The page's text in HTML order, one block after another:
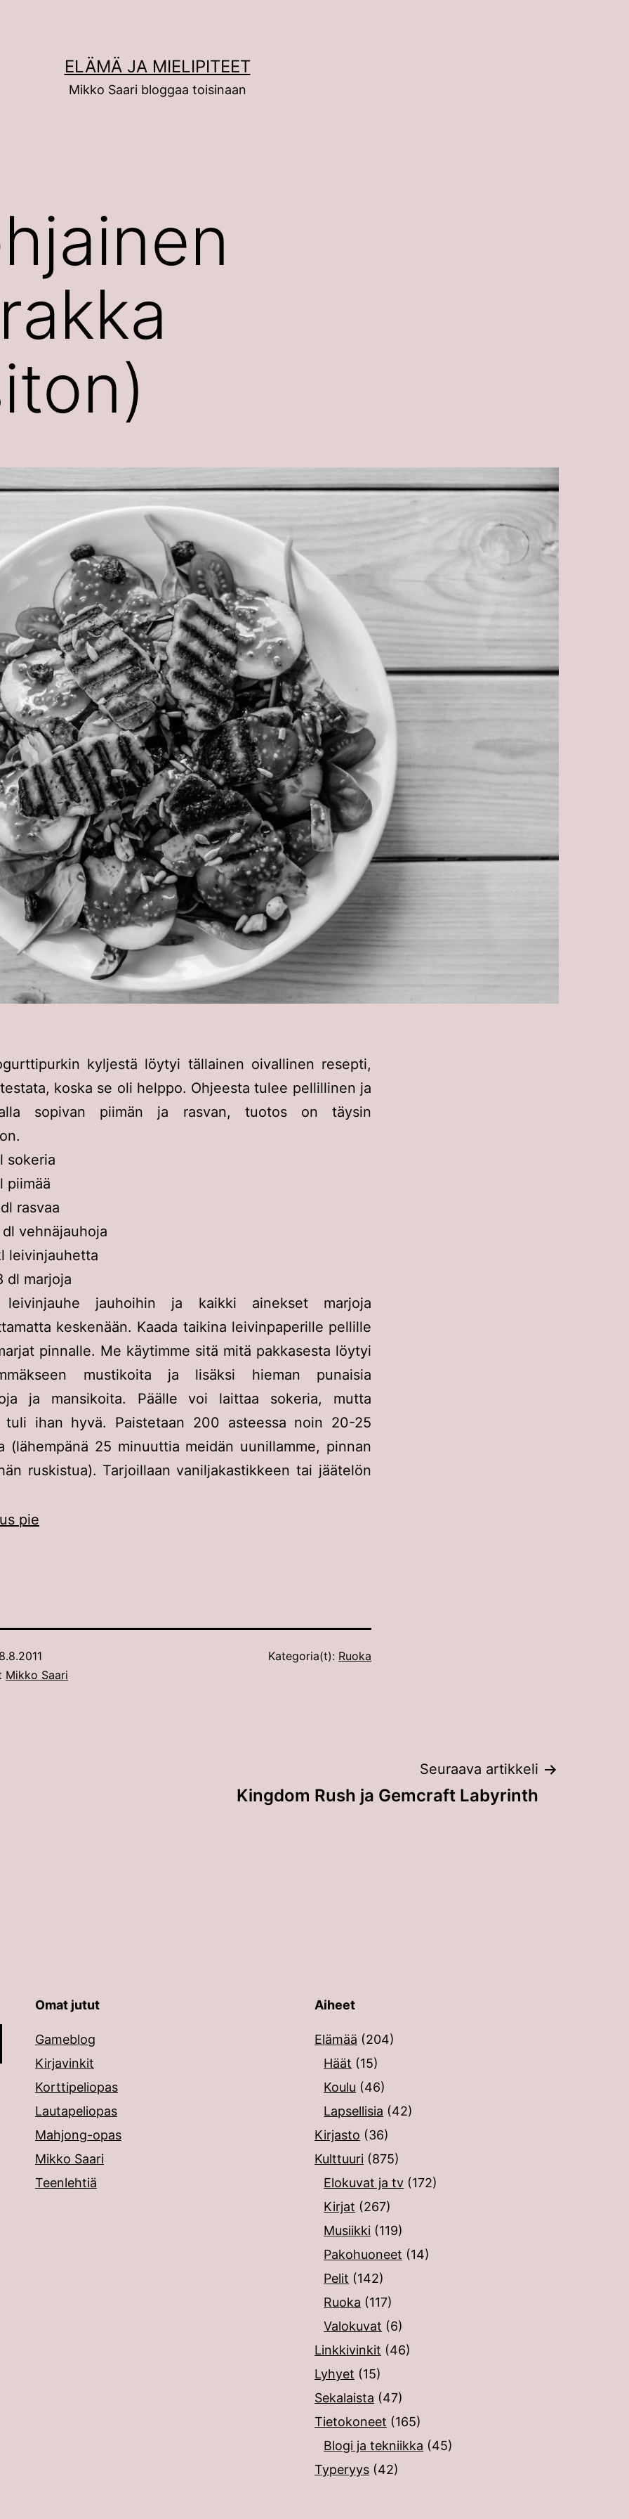
ELÄMÄ JA MIELIPITEET
Mikko Saari bloggaa toisinaan
kyljestä löytyi tällainen oivallinen resepti,
koska se oli helppo. Ohjeesta tulee pellillinen ja
sopivan piimän ja rasvan, tuotos on täysin
sokeria
piimää
rasvaa
dl vehnäjauhoja
leivinjauhetta
dl marjoja
leivinjauhe jauhoihin ja kaikki ainekset marjoja
keskenään. Kaada taikina leivinpaperille pellille
pinnalle. Me käytimme sitä mitä pakkasesta löytyi
mustikoita ja lisäksi hieman punaisia
ja mansikoita. Päälle voi laittaa sokeria, mutta
tuli ihan hyvä. Paistetaan 200 asteessa noin 20-25
(lähempänä 25 minuuttia meidän uunillamme, pinnan
ruskistua). Tarjoillaan vaniljakastikkeen tai jäätelön
Mikko Saari
Kategoria(t): Ruoka
Seuraava artikkeli
Kingdom Rush ja Gemcraft Labyrinth
ylös ja alas ja siirtyä halutulle sivulle enterin painalluksella. Kosketusnäytöllisten laitteiden
Omat jutut
Gameblog
Kirjavinkit
Korttipeliopas
Lautapeliopas
Mahjong-opas
Mikko Saari
Teenlehtiä
Aiheet
Elämää (204)
Häät (15)
Koulu (46)
Lapsellisia (42)
Kirjasto (36)
Kulttuuri (875)
Elokuvat ja tv (172)
Kirjat (267)
Musiikki (119)
Pakohuoneet (14)
Pelit (142)
Ruoka (117)
Valokuvat (6)
Linkkivinkit (46)
Lyhyet (15)
Sekalaista (47)
Tietokoneet (165)
Blogi ja tekniikka (45)
Typeryys (42)